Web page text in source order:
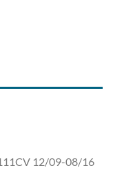
12/09-08/16